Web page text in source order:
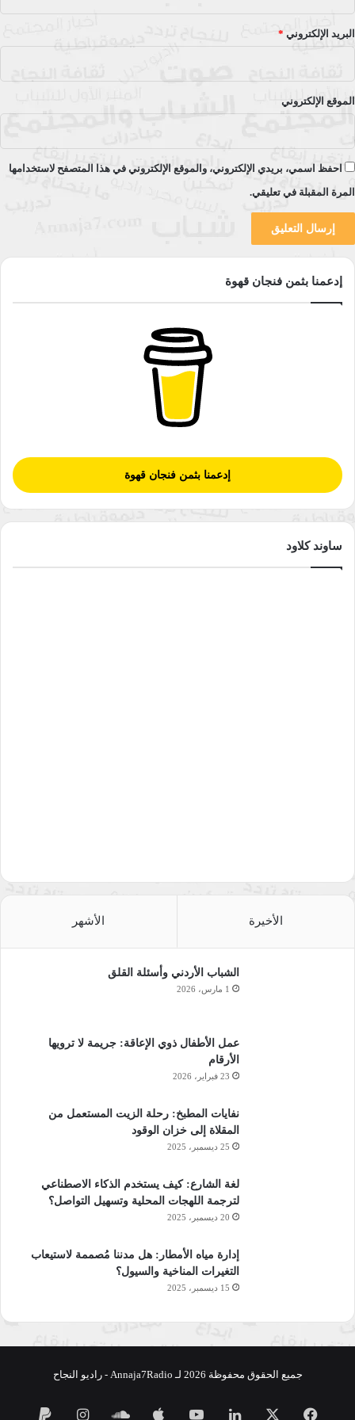
البريد الإلكتروني *
الموقع الإلكتروني
احفظ اسمي، بريدي الإلكتروني، والموقع الإلكتروني في هذا المتصفح لاستخدامها
المرة المقبلة في تعليقي.
إدعمنا بثمن فنجان قهوة
إدعمنا بثمن فنجان قهوة
ساوند كلاود
الأخيرة الأشهر
الشباب الأردني وأسئلة القلق
1 مارس، 2026
عمل الأطفال ذوي الإعاقة: جريمة لا ترويها
الأرقام
23 فبراير، 2026
نفايات المطبخ: رحلة الزيت المستعمل من
المقلاة إلى خزان الوقود
25 ديسمبر، 2025
لغة الشارع: كيف يستخدم الذكاء الاصطناعي
لترجمة اللهجات المحلية وتسهيل التواصل؟
20 ديسمبر، 2025
إدارة مياه الأمطار: هل مدننا مُصممة لاستيعاب
التغيرات المناخية والسيول؟
15 ديسمبر، 2025
جميع الحقوق محفوظة 2026 لـ Annaja7Radio - راديو النجاح
فيسبوك لينكدإن‫YouTube ساوندانستقرام
‏Paypal